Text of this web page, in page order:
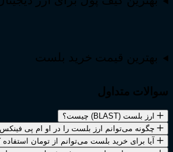
بهترین قیمت خرید بلست
سوالات متداول
ارز بلست (BLAST) چیست؟
چگونه می‌توانم ارز بلست را در او ام پی
آیا برای خرید بلست می‌توانم از تومان استفاده